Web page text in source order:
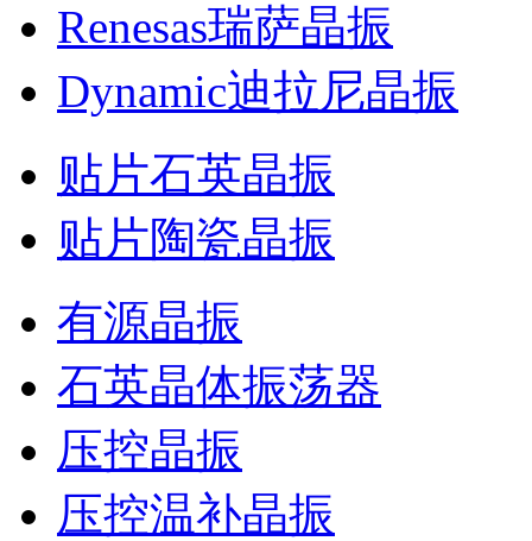
Renesas瑞萨晶振
Dynamic迪拉尼晶振
贴片石英晶振
贴片陶瓷晶振
有源晶振
石英晶体振荡器
压控晶振
压控温补晶振